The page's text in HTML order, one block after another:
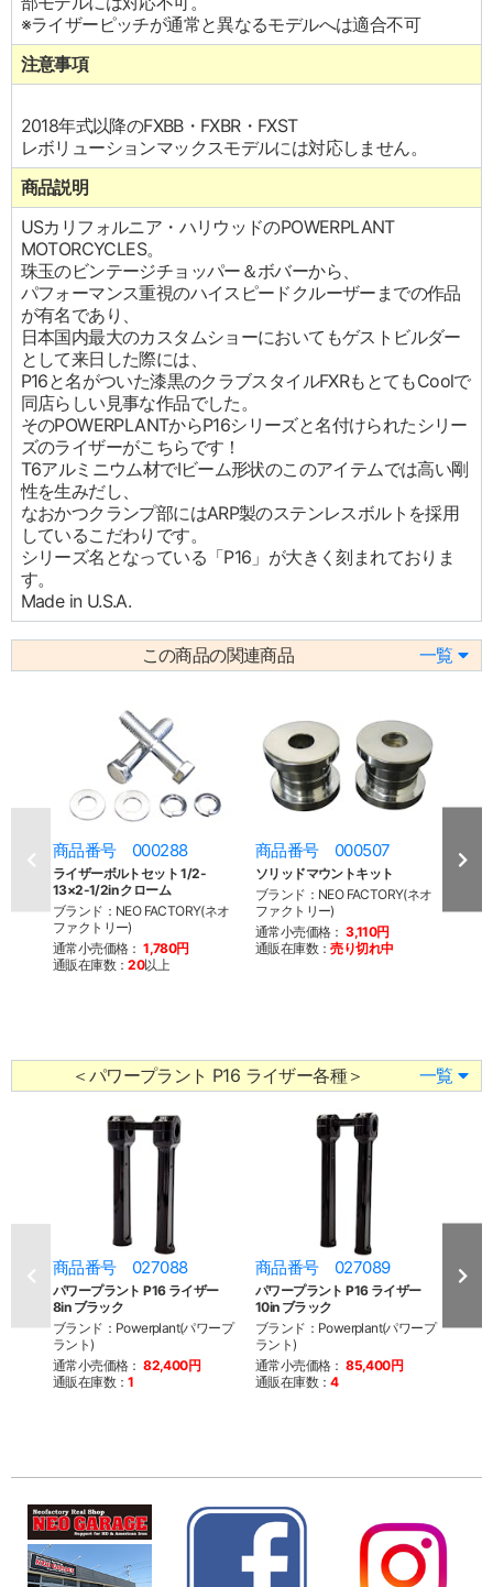
※ライザーピッチが通常と異なるモデルへは適合不可
注意事項
2018年式以降のFXBB・FXBR・FXST
レボリューションマックスモデルには対応しません。
商品説明
USカリフォルニア・ハリウッドのPOWERPLANT
MOTORCYCLES。
珠玉のビンテージチョッパー＆ボバーから、
パフォーマンス重視のハイスピードクルーザーまでの作品
が有名であり、
日本国内最大のカスタムショーにおいてもゲストビルダー
として来日した際には、
P16と名がついた漆黒のクラブスタイルFXRもとてもCoolで
同店らしい見事な作品でした。
そのPOWERPLANTからP16シリーズと名付けられたシリー
ズのライザーがこちらです！
T6アルミニウム材でIビーム形状のこのアイテムでは高い剛
性を生みだし、
なおかつクランプ部にはARP製のステンレスボルトを採用
しているこだわりです。
シリーズ名となっている「P16」が大きく刻まれておりま
す。
Made in U.S.A.
この商品の関連商品 一覧
商品番号 000288
ライザーボルトセット 1/2-
13×2-1/2in クローム
ブランド：NEO FACTORY(ネオ
ファクトリー)
通常小売価格： 1,780円
通販在庫数：20以上
商品番号 000507
ソリッドマウントキット
ブランド：NEO FACTORY(ネオ
ファクトリー)
通常小売価格： 3,110円
通販在庫数：売り切れ中
商
ブラ
＜パワープラント P16 ライザー各種＞ 一覧
商品番号 027088
パワープラント P16 ライザー
8in ブラック
ブランド：Powerplant(パワープ
ラント)
通常小売価格： 82,400円
通販在庫数：1
商品番号 027089
パワープラント P16 ライザー
10in ブラック
ブランド：Powerplant(パワープ
ラント)
通常小売価格： 85,400円
通販在庫数：4
商
ブラ